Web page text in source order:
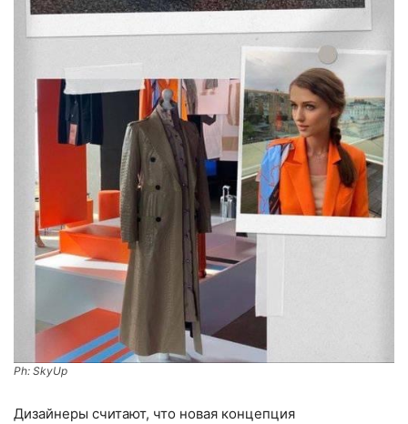
Ph: SkyUp
Дизайнеры считают, что новая концепция